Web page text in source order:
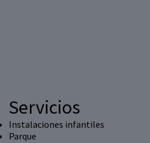
Servicios
Instalaciones infantiles
Parque